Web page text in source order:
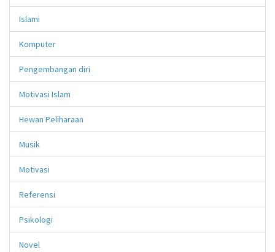
Islami
Komputer
Pengembangan diri
Motivasi Islam
Hewan Peliharaan
Musik
Motivasi
Referensi
Psikologi
Novel